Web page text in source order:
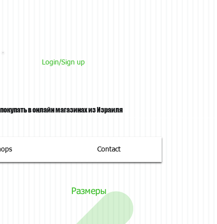
Login/Sign up
в онлайн магазинах из Израиля
Contact
Размеры